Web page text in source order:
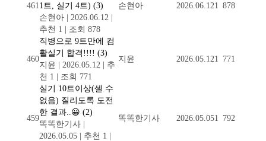
461 1트, 실기 4트) (3)
손현아 | 2026.06.12 |
추천 1 | 조회 878
손현아 2026.06.121 878
460
직병으로 9트만에 컴
활실기 합격!!!! (3)
지윤 | 2026.05.12 | 추
천 1 | 조회 771
지윤 2026.05.121 771
459
실기 10트이상(셀 수
없음) 질리도록 도전
한 결과..😀 (2)
똑똑한기사 |
2026.05.05 | 추천 1 |
똑똑한기사 2026.05.051 792